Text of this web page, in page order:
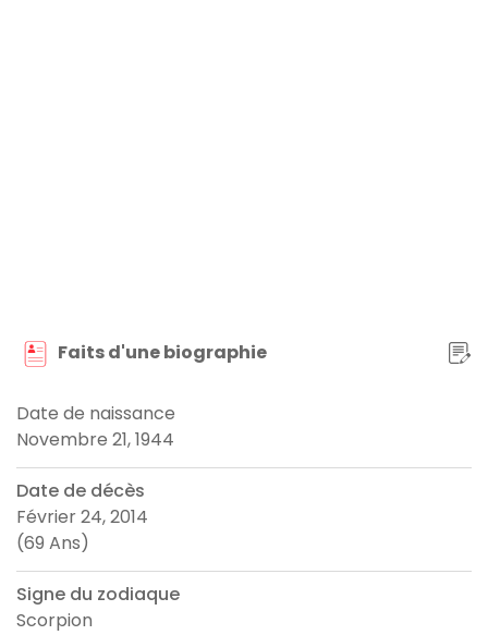
Faits d'une biographie
Date de naissance
Novembre 21, 1944
Date de décès
Février 24, 2014
(69 Ans)
Signe du zodiaque
Scorpion